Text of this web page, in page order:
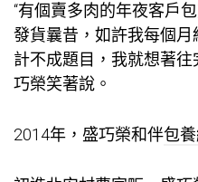
“有個賣多肉的年夜客戶
發貨曩昔，如許我每個
計不成題目，我就想著往
巧榮笑著說。
2014年，盛巧榮和伴包